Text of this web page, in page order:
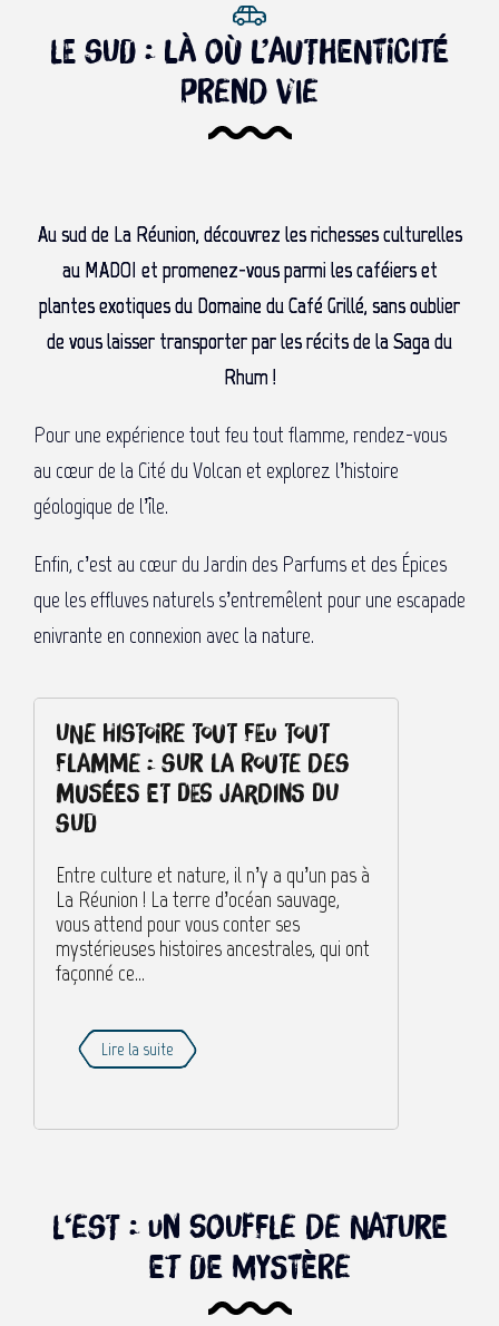
Le sud : là où l’authenticité
prend vie
Au sud de La Réunion, découvrez les richesses culturelles
au MADOI et promenez-vous parmi les caféiers et
plantes exotiques du Domaine du Café Grillé, sans oublier
de vous laisser transporter par les récits de la Saga du
Rhum !
Pour une expérience tout feu tout flamme, rendez-vous
au cœur de la Cité du Volcan et explorez l’histoire
géologique de l’île.
Enfin, c’est au cœur du Jardin des Parfums et des Épices
que les effluves naturels s’entremêlent pour une escapade
enivrante en connexion avec la nature.
Une histoire tout feu tout
flamme : sur la route des
musées et des jardins du
sud
Entre culture et nature, il n’y a qu’un pas à
La Réunion ! La terre d’océan sauvage,
vous attend pour vous conter ses
mystérieuses histoires ancestrales, qui ont
façonné ce...
Lire la suite
L‘est : un souffle de nature
et de mystère